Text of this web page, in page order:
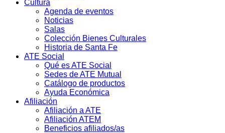
Cultura
Agenda de eventos
Noticias
Salas
Colección Bienes Culturales
Historia de Santa Fe
ATE Social
Qué es ATE Social
Sedes de ATE Mutual
Catálogo de productos
Ayuda Económica
Afiliación
Afiliación a ATE
Afiliación ATEM
Beneficios afiliados/as